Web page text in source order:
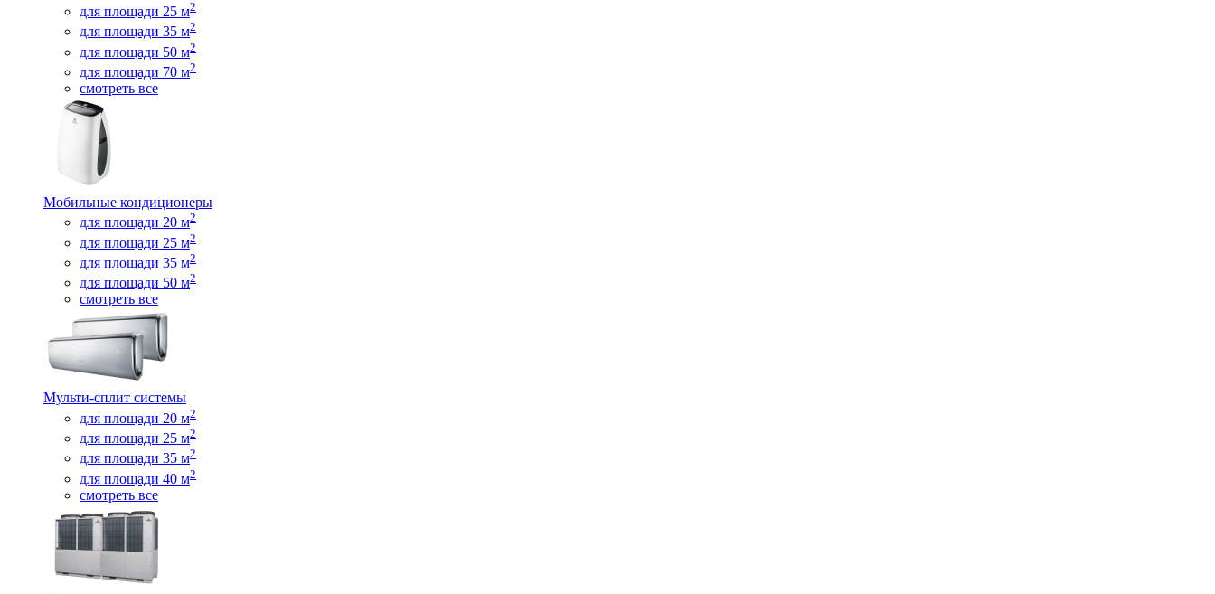
для площади 25 м2
для площади 35 м2
для площади 50 м2
для площади 70 м2
смотреть все
Мобильные кондиционеры
для площади 20 м2
для площади 25 м2
для площади 35 м2
для площади 50 м2
смотреть все
Мульти-сплит системы
для площади 20 м2
для площади 25 м2
для площади 35 м2
для площади 40 м2
смотреть все